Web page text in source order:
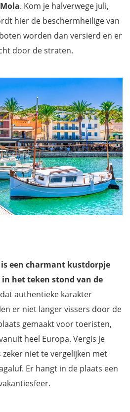
. Kom je halverwege juli,
hier de beschermheilige van
worden dan versierd en er
door de straten.
is een charmant kustdorpje
het teken stond van de
authentieke karakter
er niet langer vissers door de
gemaakt voor toeristen,
heel Europa. Vergis je
zeker niet te vergelijken met
Er hangt in de plaats een